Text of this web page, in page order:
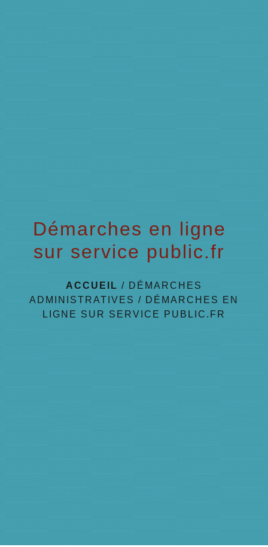
Démarches en ligne
sur service public.fr
ACCUEIL / DÉMARCHES
ADMINISTRATIVES / DÉMARCHES EN
LIGNE SUR SERVICE PUBLIC.FR